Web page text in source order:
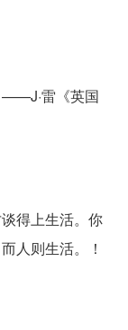
——J·雷《英国
得上生活。你
人则生活。！